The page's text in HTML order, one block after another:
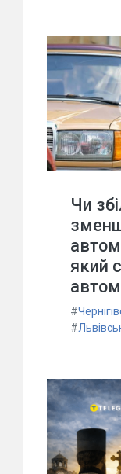
Чи
який
#
#